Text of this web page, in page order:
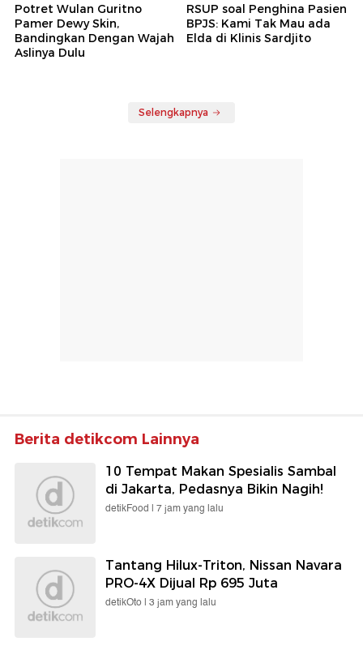
Potret Wulan Guritno
Pamer Dewy Skin,
Bandingkan Dengan Wajah
Aslinya Dulu
RSUP soal Penghina Pasien
BPJS: Kami Tak Mau ada
Elda di Klinis Sardjito
Selengkapnya
Berita detikcom Lainnya
10 Tempat Makan Spesialis Sambal
di Jakarta, Pedasnya Bikin Nagih!
detikFood | 7 jam yang lalu
Tantang Hilux-Triton, Nissan Navara
PRO-4X Dijual Rp 695 Juta
detikOto | 3 jam yang lalu